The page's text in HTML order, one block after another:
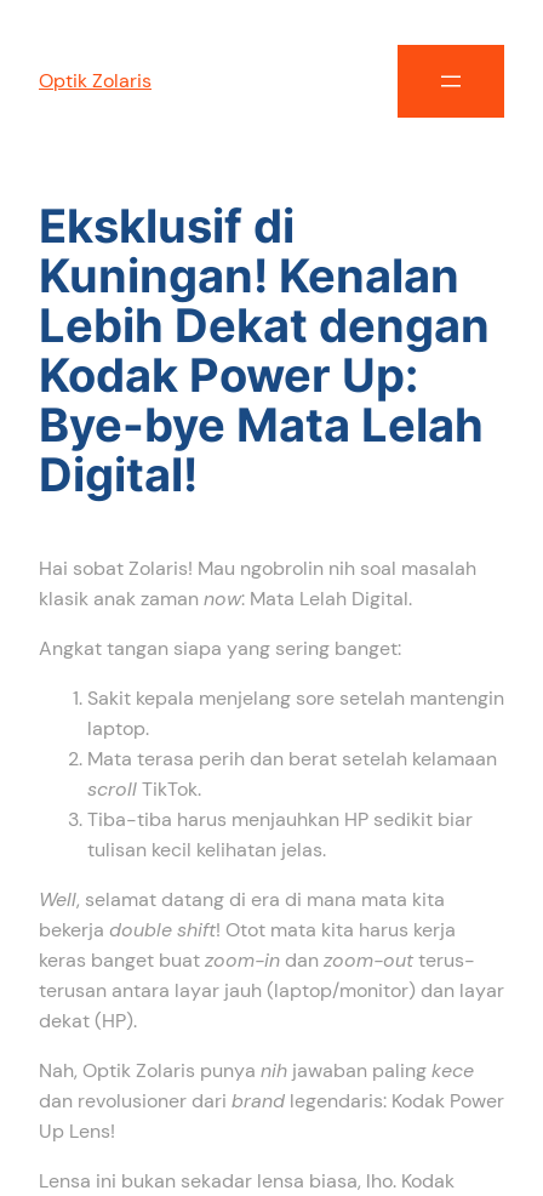
Optik Zolaris
Eksklusif di
Kuningan! Kenalan
Lebih Dekat dengan
Kodak Power Up:
Bye-bye Mata Lelah
Digital!
Hai sobat Zolaris! Mau ngobrolin nih soal masalah
klasik anak zaman now: Mata Lelah Digital.
Angkat tangan siapa yang sering banget:
Sakit kepala menjelang sore setelah mantengin
laptop.
Mata terasa perih dan berat setelah kelamaan
scrollTikTok.
Tiba-tiba harus menjauhkan HP sedikit biar
tulisan kecil kelihatan jelas.
Well, selamat datang di era di mana mata kita
bekerja doubleshift! Otot mata kita harus kerja
keras banget buatzoom-in dan zoom-outterus-
terusan antara layar jauh (laptop/monitor) dan layar
dekat (HP).
Nah, Optik Zolaris punya nih jawaban palingkece
dan revolusioner dari brand legendaris: Kodak Power
Up Lens!
Lensa ini bukan sekadar lensa biasa, lho. Kodak